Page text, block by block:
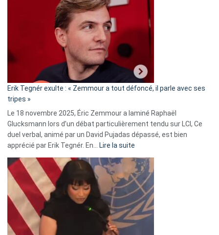
d’alliance
secrète
«
C’est
fake
news
»
Erik Tegnér exulte : « Zemmour a tout défoncé, il parle avec ses
tripes »
Le 18 novembre 2025, Éric Zemmour a laminé Raphaël
Glucksmann lors d’un débat particulièrement tendu sur LCI, Ce
duel verbal, animé par un David Pujadas dépassé, est bien
apprécié par Erik Tegnér. En…
Lire la suite
Tegnér
exulte
« Zemmour
a
tout